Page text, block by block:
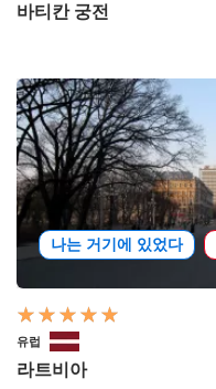
바티칸 궁전
나는 거기에 있었다
유럽
라트비아